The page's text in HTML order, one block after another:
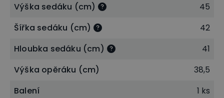
Výška sedáku (cm)
45
Šířka sedáku (cm)
42
Hloubka sedáku (cm)
41
Výška opěráku (cm)
38,5
Balení
1 ks